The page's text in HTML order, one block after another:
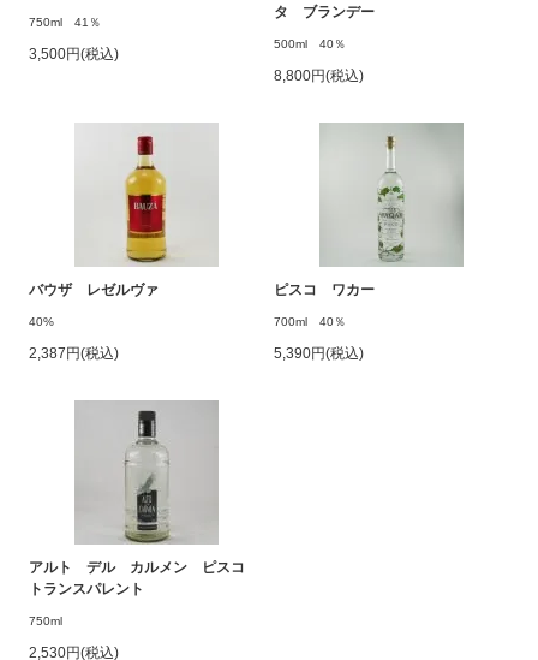
750ml 41％
3,500円(税込)
タ ブランデー
500ml 40％
8,800円(税込)
バウザ レゼルヴァ
40%
2,387円(税込)
ピスコ ワカー
700ml 40％
5,390円(税込)
アルト デル カルメン ピスコ
トランスパレント
750ml
2,530円(税込)